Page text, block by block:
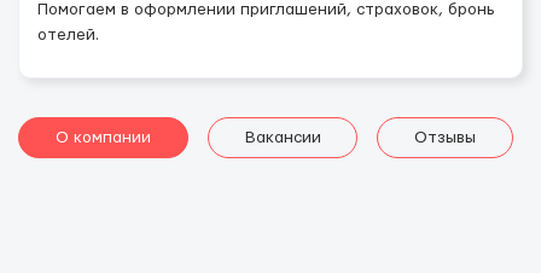
Помогаем в оформлении приглашений, страховок, бронь
отелей.
О компании Вакансии Отзывы